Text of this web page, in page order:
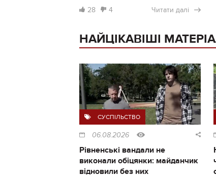
28 4 Читати далі
НАЙЦІКАВІШІ
СУСПІЛЬСТВО
06.08.2026
Рівненські вандали не
виконали обіцянки: майданчик
відновили без них